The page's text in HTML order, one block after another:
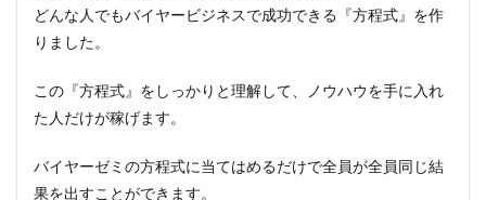
どんな人でもバイヤービジネスで成功できる『方程式』を作
りました。
この『方程式』をしっかりと理解して、ノウハウを手に入れ
た人だけが稼げます。
バイヤーゼミの方程式に当てはめるだけで全員が全員同じ結
果を出すことができます。